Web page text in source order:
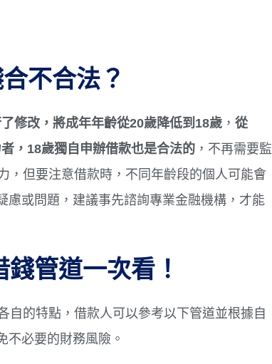
不合法？
修改，將成年年齡從20歲降低到18歲 ， 從
，18歲獨自申辦借款也是合法的 ，不再需要監
，但要注意借款時，不同年齡段的個人可能會
慮或問題，建議事先諮詢專業金融機構，才能
管道一次看！
自的特點，借款人可以參考以下管道並根據自
不必要的財務風險。